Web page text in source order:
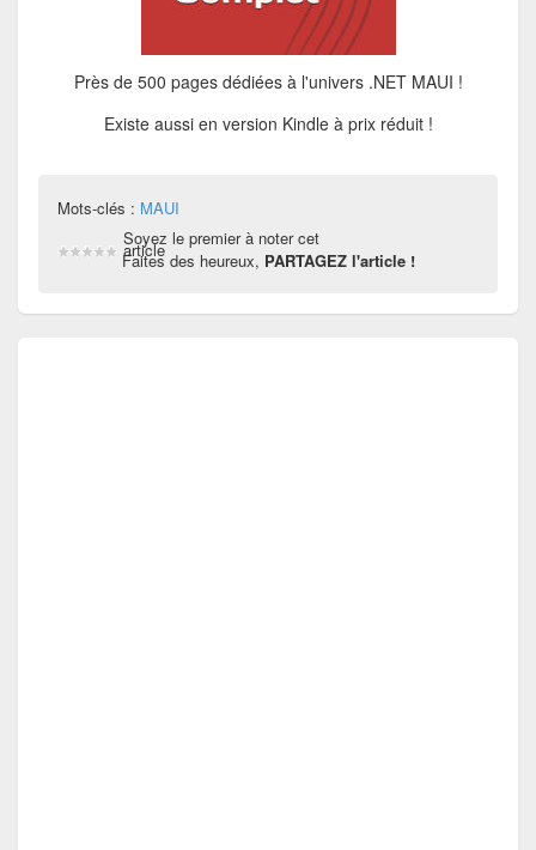
Près de 500 pages dédiées à l'univers .NET MAUI !
Existe aussi en version Kindle à prix réduit !
Mots-clés : MAUI
Soyez le premier à noter cet
article
Faites des heureux, PARTAGEZ l'article !